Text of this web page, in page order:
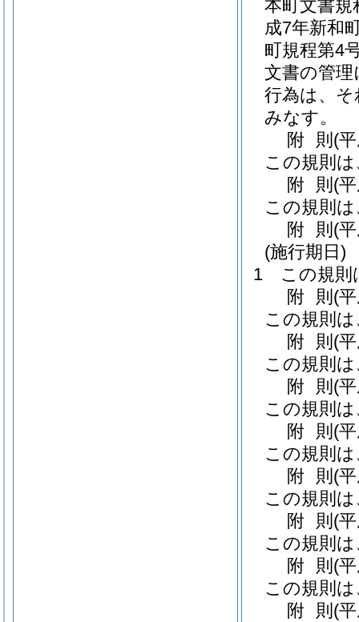
本町文書規
成7年新和
町規程第4
文書の管
行為は、
みなす。
附 則 (
この規則
附 則 (
この規則
附 則 (
(施行期日)
1
この規則
附 則 (
この規則
附 則 (
この規則
附 則 (
この規則
附 則 (
この規則
附 則 (
この規則
附 則 (
この規則
附 則 (
この規則
附 則 (